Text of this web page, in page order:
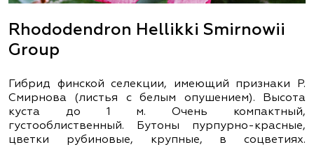
Rhododendron Hellikki Smirnowii
Group
Гибрид финской селекции, имеющий признаки Р.
Смирнова (листья с белым опушением). Высота
куста до 1 м. Очень компактный,
густооблиственный. Бутоны пурпурно-красные,
цветки рубиновые, крупные, в соцветиях.